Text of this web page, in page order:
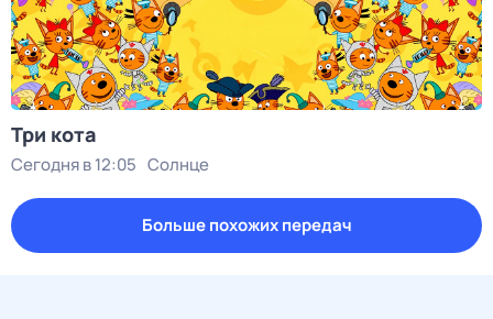
Три кота
Сегодня в 12:05 Солнце
Больше похожих передач